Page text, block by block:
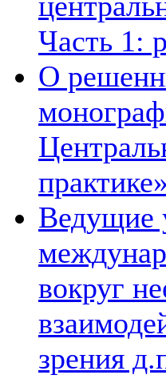
Часть 1:
О
практике»
Ведущие
вокруг
зрения